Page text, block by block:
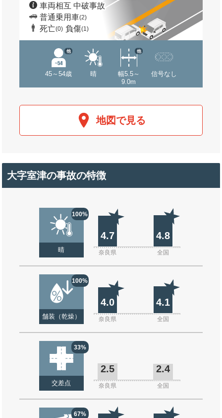
車両相互 中破事故
普通乗用車(2)
死亡(0) 負傷(1)
45～54歳
他
晴
幅5.5～
9.0m
他
信号なし
地図で見る
大字室津の事故の特徴
100%
晴
4.7 4.8
奈良県 全国
100%
舗装（乾燥）
4.0 4.1
奈良県 全国
33%
交差点
2.5 2.4
奈良県 全国
67%